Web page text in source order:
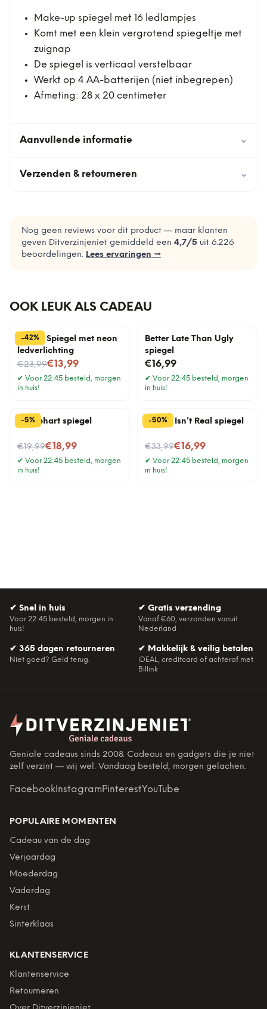
Make-up spiegel met 16 ledlampjes
Komt met een klein vergrotend spiegeltje met
zuignap
De spiegel is verticaal verstelbaar
Werkt op 4 AA-batterijen (niet inbegrepen)
Afmeting: 28 x 20 centimeter
Aanvullende informatie ⌄
Verzenden & retourneren ⌄
Nog geen reviews voor dit product — maar klanten
geven Ditverzinjeniet gemiddeld een 4,7/5 uit 6.226
beoordelingen. Lees ervaringen →
OOK LEUK ALS CADEAU
-42%
Barbie Spiegel met neon
ledverlichting
€23,99
Nu voor€13,99
✔ Voor 22:45 besteld, morgen
in huis!
Better Late Than Ugly
spiegel
€16,99
✔ Voor 22:45 besteld, morgen
in huis!
-5%
Snoephart spiegel
€19,99
Nu voor€18,99
✔ Voor 22:45 besteld, morgen
in huis!
-50%
Online Isn’t Real spiegel
€33,99
Nu voor€16,99
✔ Voor 22:45 besteld, morgen
in huis!
✔ Snel in huis
Voor 22:45 besteld, morgen in
huis!
✔ Gratis verzending
Vanaf €60, verzonden vanuit
Nederland
✔ 365 dagen retourneren
Niet goed? Geld terug.
✔ Makkelijk & veilig betalen
iDEAL, creditcard of achteraf met
Billink
Geniale cadeaus sinds 2008. Cadeaus en gadgets die je niet
zelf verzint — wij wel. Vandaag besteld, morgen gelachen.
Facebook InstagramPinterestYouTube
POPULAIRE MOMENTEN
Cadeau van de dag
Verjaardag
Moederdag
Vaderdag
Kerst
Sinterklaas
KLANTENSERVICE
Klantenservice
Retourneren